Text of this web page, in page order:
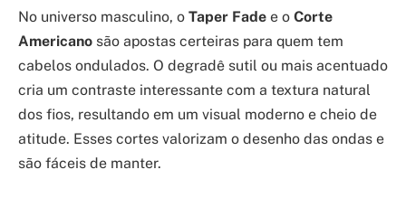
No universo masculino, o Taper Fade e o Corte
Americano são apostas certeiras para quem tem
cabelos ondulados. O degradê sutil ou mais acentuado
cria um contraste interessante com a textura natural
dos fios, resultando em um visual moderno e cheio de
atitude. Esses cortes valorizam o desenho das ondas e
são fáceis de manter.